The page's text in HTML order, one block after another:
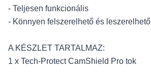
- Teljesen funkcionális
- Könnyen felszerelhető és leszerelhető
A KÉSZLET TARTALMAZ:
1 x Tech-Protect CamShield Pro tok